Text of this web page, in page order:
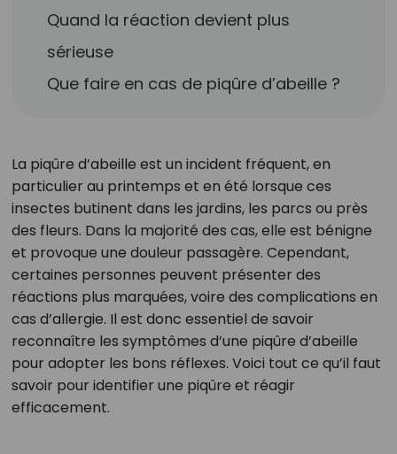
Quand la réaction devient plus
sérieuse
Que faire en cas de piqûre d’abeille ?
La piqûre d’abeille est un incident fréquent, en
particulier au printemps et en été lorsque ces
insectes butinent dans les jardins, les parcs ou près
des fleurs. Dans la majorité des cas, elle est bénigne
et provoque une douleur passagère. Cependant,
certaines personnes peuvent présenter des
réactions plus marquées, voire des complications en
cas d’allergie. Il est donc essentiel de savoir
reconnaître les symptômes d’une piqûre d’abeille
pour adopter les bons réflexes. Voici tout ce qu’il faut
savoir pour identifier une piqûre et réagir
efficacement.